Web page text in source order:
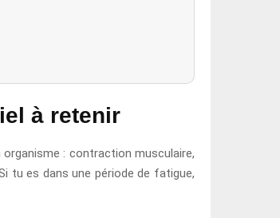
à retenir
: contraction musculaire,
tu es dans une période de fatigue,